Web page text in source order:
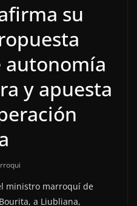
su
y apuesta
ministro marroquí de
a Liubliana,